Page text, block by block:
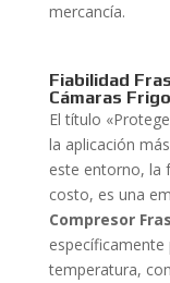
mercancía.
Fiabilidad
Cámaras
El título
la aplicación
este entorno, la
costo, es una
Compresor
temperatura,